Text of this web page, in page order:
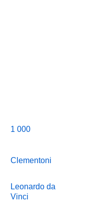
1 000
Clementoni
Leonardo da
Vinci